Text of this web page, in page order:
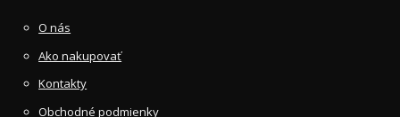
O nás
Ako nakupovať
Kontakty
Obchodné podmienky